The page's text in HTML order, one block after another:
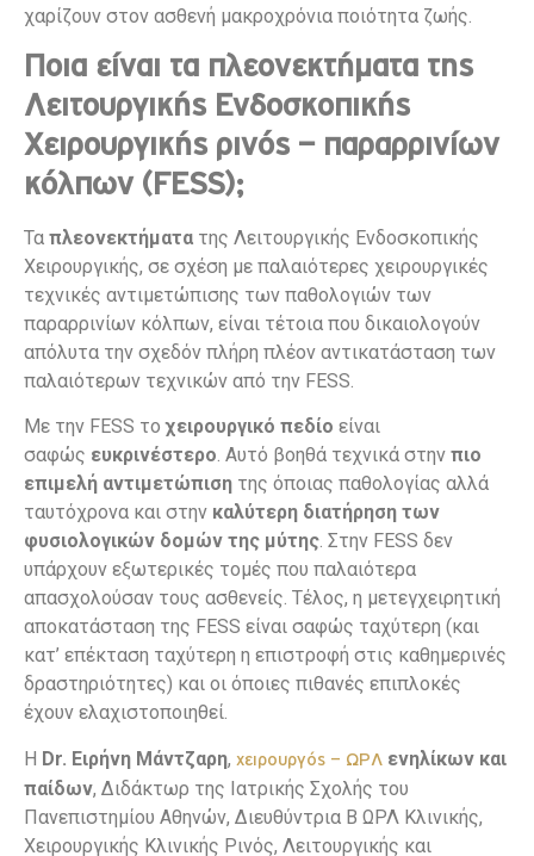
χαρίζουν στον ασθενή μακροχρόνια ποιότητα ζωής.
Ποια είναι τα πλεονεκτήματα της
Λειτουργικής Ενδοσκοπικής
Χειρουργικής ρινός – παραρρινίων
κόλπων (FESS);
Τα πλεονεκτήματα της Λειτουργικής Ενδοσκοπικής
Χειρουργικής, σε σχέση με παλαιότερες χειρουργικές
τεχνικές αντιμετώπισης των παθολογιών των
παραρρινίων κόλπων, είναι τέτοια που δικαιολογούν
απόλυτα την σχεδόν πλήρη πλέον αντικατάσταση των
παλαιότερων τεχνικών από την FESS.
Με την FESS τοχειρουργικό πεδίο είναι
σαφώς ευκρινέστερο. Αυτό βοηθά τεχνικά στην πιο
επιμελή αντιμετώπιση της όποιας παθολογίας αλλά
ταυτόχρονα και στην καλύτερη διατήρηση των
φυσιολογικών δομών της μύτης. Στην FESS δεν
υπάρχουν εξωτερικές τομές που παλαιότερα
απασχολούσαν τους ασθενείς. Τέλος, η μετεγχειρητική
αποκατάσταση της FESS είναι σαφώς ταχύτερη (και
κατ’ επέκταση ταχύτερη η επιστροφή στις καθημερινές
δραστηριότητες) και οι όποιες πιθανές επιπλοκές
έχουν ελαχιστοποιηθεί.
Η Dr. Ειρήνη Μάντζαρη, χειρουργός – ΩΡΛ ενηλίκων και
παίδων, Διδάκτωρ της Ιατρικής Σχολής του
Πανεπιστημίου Αθηνών, Διευθύντρια Β ΩΡΛ Κλινικής,
Χειρουργικής Κλινικής Ρινός, Λειτουργικής και